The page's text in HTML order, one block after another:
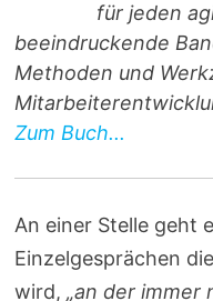
für jeden
beeindruckende
Methoden und
Zum Buch...
An einer Stelle geht
Einzelgesprächen
wird,„an der immer